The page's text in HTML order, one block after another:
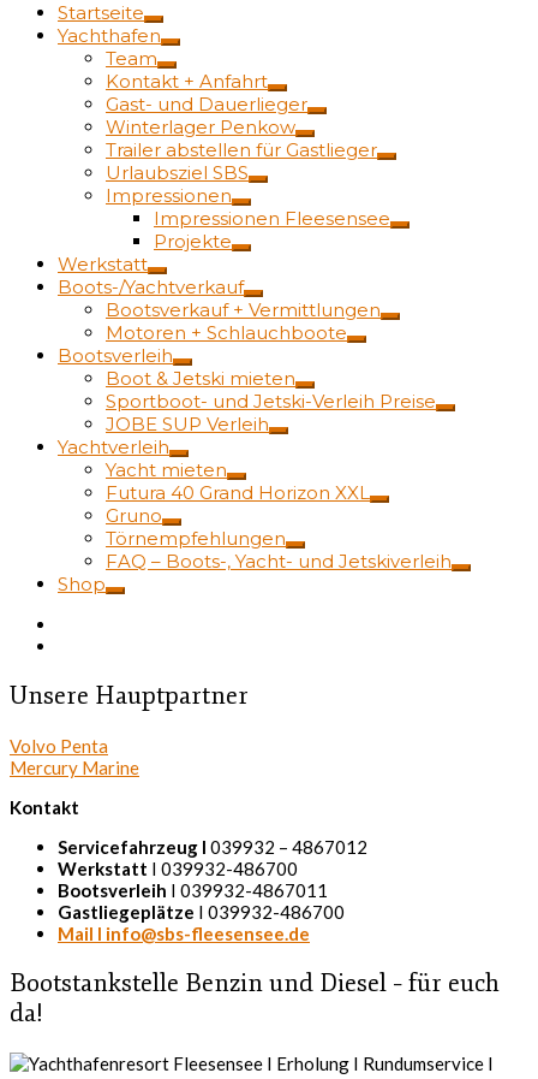
Startseite
Yachthafen
Team
Kontakt + Anfahrt
Gast- und Dauerlieger
Winterlager Penkow
Trailer abstellen für Gastlieger
Urlaubsziel SBS
Impressionen
Impressionen Fleesensee
Projekte
Werkstatt
Boots-/Yachtverkauf
Bootsverkauf + Vermittlungen
Motoren + Schlauchboote
Bootsverleih
Boot & Jetski mieten
Sportboot- und Jetski-Verleih Preise
JOBE SUP Verleih
Yachtverleih
Yacht mieten
Futura 40 Grand Horizon XXL
Gruno
Törnempfehlungen
FAQ – Boots-, Yacht- und Jetskiverleih
Shop
Unsere Hauptpartner
Volvo Penta
Mercury Marine
Kontakt
Servicefahrzeug I 039932 – 4867012
Werkstatt I 039932-486700
Bootsverleih I 039932-4867011
Gastliegeplätze I 039932-486700
Mail I info@sbs-fleesensee.de
Bootstankstelle Benzin und Diesel – für euch
da!